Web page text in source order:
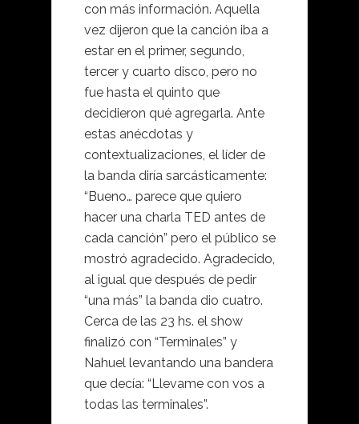
con más información. Aquella
vez dijeron que la canción iba a
estar en el primer, segundo,
tercer y cuarto disco, pero no
fue hasta el quinto que
decidieron qué agregarla. Ante
estas anécdotas y
contextualizaciones, el líder de
la banda diría sarcásticamente:
“Bueno… parece que quiero
hacer una charla TED antes de
cada canción” pero el público se
mostró agradecido. Agradecido,
al igual que después de pedir
“una más” la banda dio cuatro.
Cerca de las 23 hs. el show
finalizó con “Terminales” y
Nahuel levantando una bandera
que decía: “Llevame con vos a
todas las terminales”.